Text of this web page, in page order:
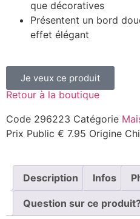
que décoratives
Présentent un bord
effet élégant
Je veux ce produit
Retour à la boutique
Code 296223 Catégorie
Prix Public € 7.95 Origine
Description Infos
Question sur ce